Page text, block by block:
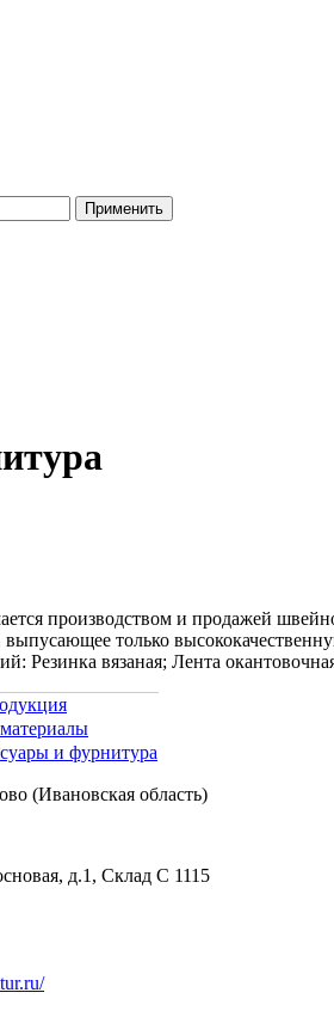
производством и продажей
только
Резинка вязаная; Лента
и фурнитура
(Ивановская область)
д.1, Склад С 1115